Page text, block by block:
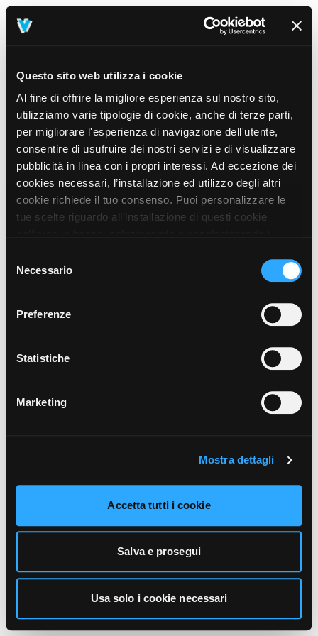
Questo sito web utilizza i cookie
Al fine di offrire la migliore esperienza sul nostro sito,
utilizziamo varie tipologie di cookie, anche di terze parti,
per migliorare l'esperienza di navigazione dell'utente,
consentire di usufruire dei nostri servizi e di visualizzare
pubblicità in linea con i propri interessi. Ad eccezione dei
cookies necessari, l’installazione ed utilizzo degli altri
cookie richiede il tuo consenso. Puoi personalizzare le
tue scelte riguardo all’installazione di questi cookie
prosegui” o decidere di accettare tutti i cookie, cliccando
sul pulsante “Accetta tutti i cookie”. Cliccando sul tasto
unicamente i cookie necessari alla navigazione. Per
funzionamento, puoi prendere visione dell’informativa
cliccando qui.
delNecessario
Preferenze
Statistiche
Marketing
Mostra dettagli
Accetta tutti i cookie
Salva e prosegui
Usa solo i cookie necessari
404